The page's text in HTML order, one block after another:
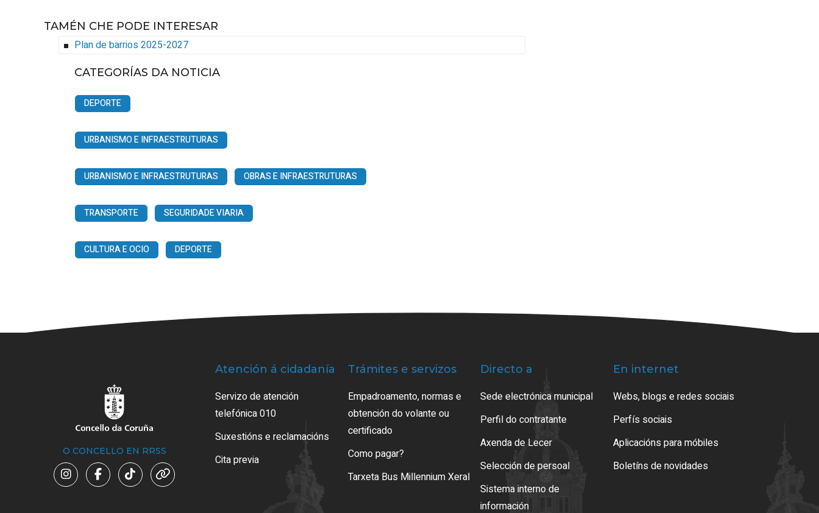
TAMÉN CHE PODE INTERESAR
Plan de barrios 2025-2027
CATEGORÍAS DA NOTICIA
DEPORTE
URBANISMO E INFRAESTRUTURAS
URBANISMO E INFRAESTRUTURAS OBRAS E INFRAESTRUTURAS
TRANSPORTE SEGURIDADE VIARIA
CULTURA E OCIO DEPORTE
O CONCELLO EN RRSS
Atención á cidadanía
Servizo de atención
telefónica 010
Suxestións e reclamacións
Cita previa
Trámites e servizos
Empadroamento, normas e
obtención do volante ou
certificado
Como pagar?
Tarxeta Bus Millennium Xeral
Directo a
Sede electrónica municipal
Perfil do contratante
Axenda de Lecer
Selección de persoal
Sistema interno de
información
En internet
Webs, blogs e redes sociais
Perfís sociais
Aplicacións para móbiles
Boletíns de novidades